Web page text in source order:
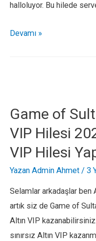
halloluyor. Bu hilede
Clash
2021
–
Bedava
Elmas
Nasıl
Yapılır
?
Devamı »
Game of
VIP Hilesi
VIP Hilesi
Yazan Admin Ahmet / 3
Selamlar arkadaşlar
artık siz de Game of
Altın VIP
sınırsız Altın VIP